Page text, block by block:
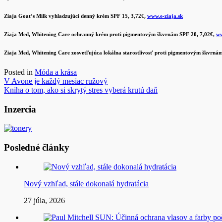
Ziaja Goat’s Milk vyhladzujúci denný krém SPF 15, 3,72€, www.e-ziaja.sk
Ziaja Med, Whitening Care ochranný krém proti pigmentovým škvrnám SPF 20, 7,02€,
Ziaja Med, Whitening Care zosvetľujúca lokálna starostlivosť proti pigmentovým
Posted in Móda a krása
Navigácia
v
článku
V Avone je každý mesiac ružový
Kniha o tom, ako si skrytý stres vyberá krutú daň
Inzercia
Posledné články
Nový vzhľad, stále dokonalá hydratácia
27 júla, 2026